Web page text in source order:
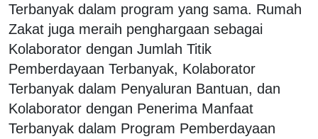
Terbanyak dalam program yang sama. Rumah
Zakat juga meraih penghargaan sebagai
Kolaborator dengan Jumlah Titik
Pemberdayaan Terbanyak, Kolaborator
Terbanyak dalam Penyaluran Bantuan, dan
Kolaborator dengan Penerima Manfaat
Terbanyak dalam Program Pemberdayaan